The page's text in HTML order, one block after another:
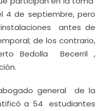
4 de septiembre, pero
antes de
de los contrario,
Bedolla Becerril ,
general de la
a 54 estudiantes